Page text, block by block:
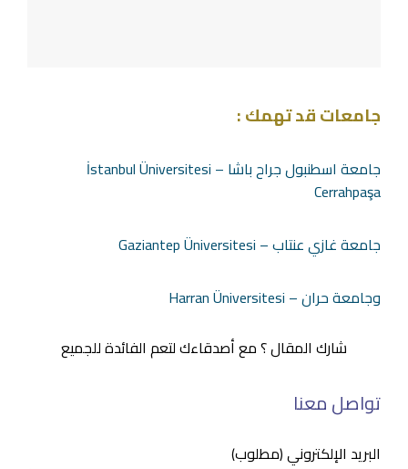
جامعات قد تهمك :
جامعة اسطنبول جراح باشا – İstanbul Üniversitesi
Cerrahpaşa
جامعة غازي عنتاب – Gaziantep Üniversitesi
وجامعة حران – Harran Üniversitesi
شارك المقال ؟ مع أصدقاءك لتعم الفائدة للجميع
تواصل معنا
البريد الإلكتروني (مطلوب)